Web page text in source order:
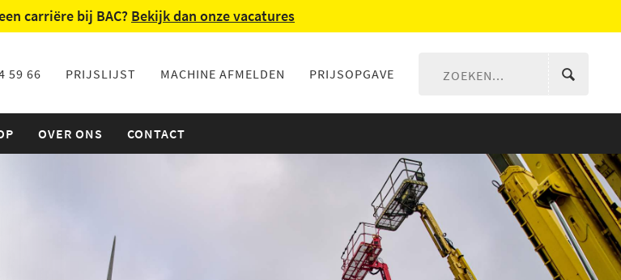
carriëre bij BAC? Bekijk dan onze vacatures
59 66 PRIJSLIJST MACHINE AFMELDEN PRIJSOPGAVE
OVER ONS CONTACT